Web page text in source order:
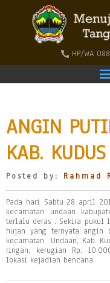
HP/WA
ANGIN
KAB. KUDUS
Posted by: Rahmad
Pada hari Sabtu 28 april
kecamatan undaan
terlalu deras . Sekira pukul
hujan yang ternyata
kecamatan Undaan, Kab.
ringan, kerugian Rp.
lokasi kejadian bencana.